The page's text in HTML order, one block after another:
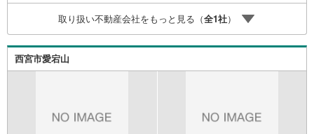
扱っています。Yahoo！不動産に掲載しきれない物件もご
紹介できます。＝＝＝＝＝＝＝＝＝＝＝＝＝＝＝＝＝＝＝
＝＝＝＝＝＝＝＝＝＝お気軽にお問合せください。弊社ホ
ームページへは「C21アクロス」で検索！
取り扱い不動産会社をもっと見る（全1社）
西宮市愛宕山